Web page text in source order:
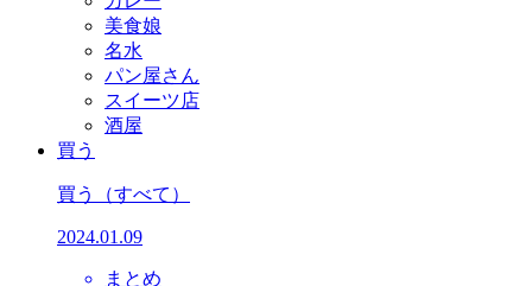
美食娘
名水
パン屋さん
スイーツ店
酒屋
買う
買う （すべて）
2024.01.09
まとめ